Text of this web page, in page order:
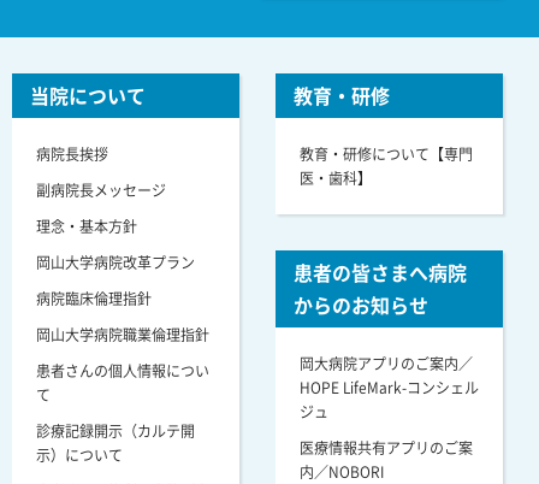
当院について
病院長挨拶
副病院長メッセージ
理念・基本方針
岡山大学病院改革プラン
病院臨床倫理指針
岡山大学病院職業倫理指針
患者さんの個人情報につい
て
診療記録開示（カルテ開
示）について
教育・研修
教育・研修について【専門
医・歯科】
患者の皆さまへ病院
からのお知らせ
岡大病院アプリのご案内／
HOPE LifeMark-コンシェル
ジュ
医療情報共有アプリのご案
内／NOBORI